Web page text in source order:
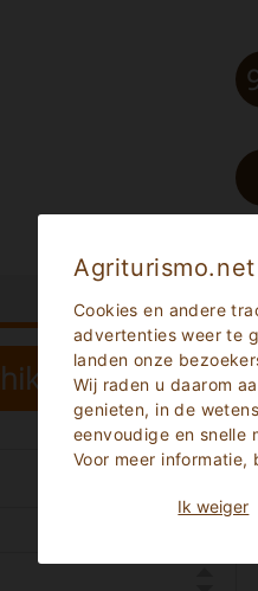
Cookies en andere
advertenties weer te
landen onze
Wij raden u daarom
genieten, in de
eenvoudige en snelle
Voor meer informatie,
Ik weiger